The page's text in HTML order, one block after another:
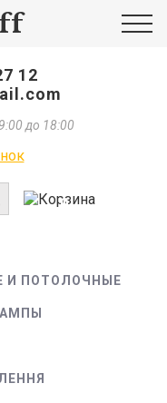
12
до 18:00
0
И ПОТОЛОЧНЫЕ